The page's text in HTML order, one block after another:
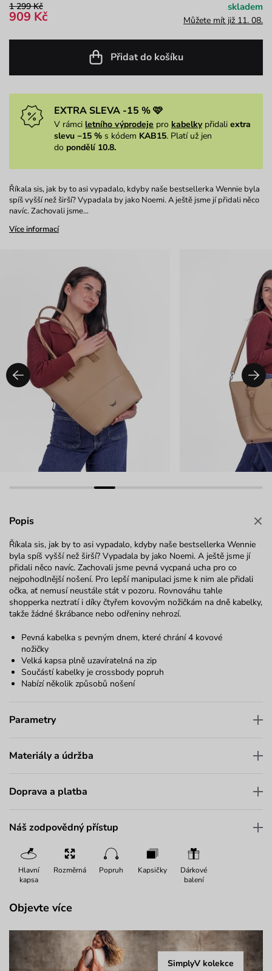
1 299 Kč
909 Kč
skladem
Můžete mít již 11. 08.
Přidat do košíku
EXTRA SLEVA -15 % 🩷
V rámci letního výprodeje pro kabelkypřidali extra
slevu −15 % s kódem KAB15. Platí už jen
do pondělí 10.8.
Říkala sis, jak by to asi vypadalo, kdyby naše bestsellerka Wennie byla
spíš vyšší než širší? Vypadala by jako Noemi. A ještě jsme jí přidali něco
navíc. Zachovali jsme…
Více informací
Popis
Říkala sis, jak by to asi vypadalo, kdyby naše bestsellerka Wennie
byla spíš vyšší než širší? Vypadala by jako Noemi. A ještě jsme jí
přidali něco navíc. Zachovali jsme pevná vycpaná ucha pro co
nejpohodlnější nošení. Pro lepší manipulaci jsme k nim ale přidali
očka, ať nemusí neustále stát v pozoru. Rovnováhu tahle
shopperka neztratí i díky čtyřem kovovým nožičkám na dně kabelky,
takže žádné škrábance nebo odřeniny nehrozí.
Pevná kabelka s pevným dnem, které chrání 4 kovové
nožičky
Velká kapsa plně uzavíratelná na zip
Součástí kabelky je crossbody popruh
Nabízí několik způsobů nošení
Parametry
Materiály a údržba
Doprava a platba
Náš zodpovědný přístup
Hlavní
kapsa
Rozměrná Popruh Kapsičky
Dárkové
balení
Objevte více
SimplyV kolekce